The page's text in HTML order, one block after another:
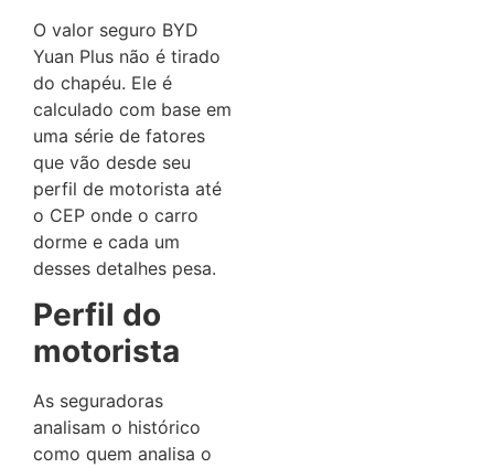
O valor seguro BYD
Yuan Plus não é tirado
do chapéu. Ele é
calculado com base em
uma série de fatores
que vão desde seu
perfil de motorista até
o CEP onde o carro
dorme e cada um
desses detalhes pesa.
Perfil do
motorista
As seguradoras
analisam o histórico
como quem analisa o